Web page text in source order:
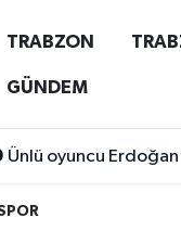
TRABZON
GÜNDEM
Ünlü oyuncu